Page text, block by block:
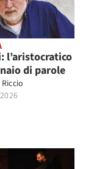
l’aristocratico
di parole